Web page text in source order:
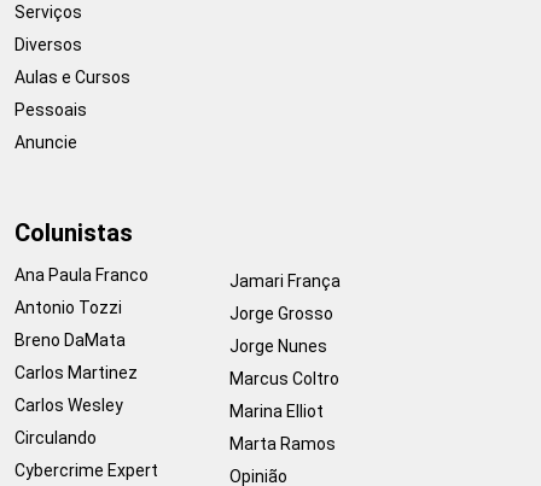
Serviços
Diversos
Aulas e Cursos
Pessoais
Anuncie
Colunistas
Ana Paula Franco
Antonio Tozzi
Breno DaMata
Carlos Martinez
Carlos Wesley
Circulando
Cybercrime Expert
Jamari França
Jorge Grosso
Jorge Nunes
Marcus Coltro
Marina Elliot
Marta Ramos
Opinião